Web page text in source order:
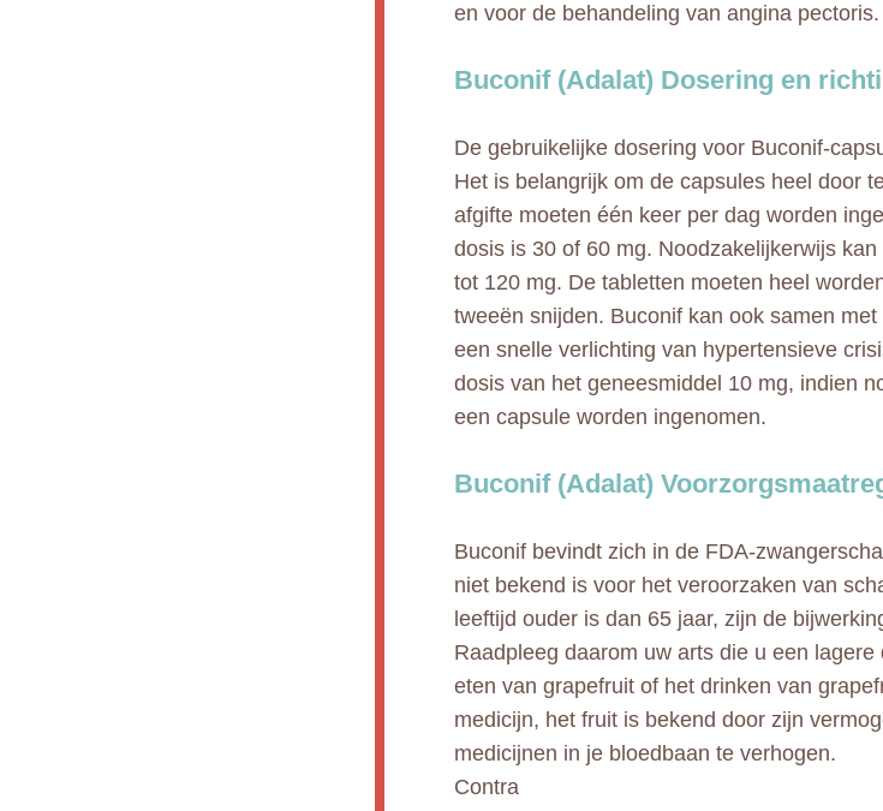
en voor de behandeling van angina pectoris.
Buconif (Adalat) Dosering en
De gebruikelijke dosering voor Buconif-
Het is belangrijk om de capsules heel door
afgifte moeten één keer per dag worden
dosis is 30 of 60 mg. Noodzakelijkerwijs
tot 120 mg. De tabletten moeten heel
tweeën snijden. Buconif kan ook samen
een snelle verlichting van hypertensieve
dosis van het geneesmiddel 10 mg, indien
een capsule worden ingenomen.
Buconif (Adalat)
Buconif bevindt zich in de FDA-
niet bekend is voor het veroorzaken van
leeftijd ouder is dan 65 jaar, zijn de
Raadpleeg daarom uw arts die u een
eten van grapefruit of het drinken van
medicijn, het fruit is bekend door zijn
medicijnen in je bloedbaan te verhogen.
Contra